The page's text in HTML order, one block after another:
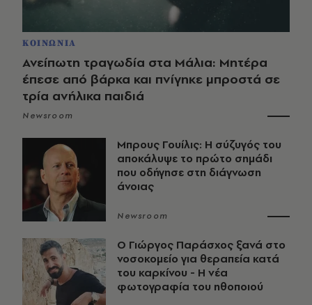
ΚΟΙΝΩΝΙΑ
Ανείπωτη τραγωδία στα Μάλια: Μητέρα
έπεσε από βάρκα και πνίγηκε μπροστά σε
τρία ανήλικα παιδιά
Newsroom
Μπρους Γουίλις: Η σύζυγός του
αποκάλυψε το πρώτο σημάδι
που οδήγησε στη διάγνωση
άνοιας
Newsroom
O Γιώργος Παράσχος ξανά στο
νοσοκομείο για θεραπεία κατά
του καρκίνου - Η νέα
φωτογραφία του ηθοποιού